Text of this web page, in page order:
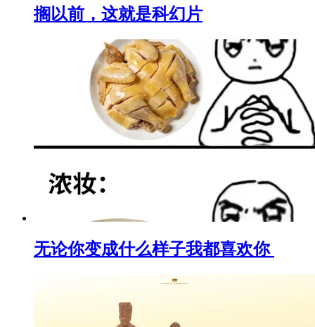
搁以前，这就是科幻片
无论你变成什么样子我都喜欢你 ​​​